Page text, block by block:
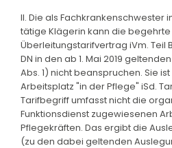
II. Die als Fachkrankenschwester
tätige Klägerin kann die
Überleitungstarifvertrag iVm. Teil
DN in den ab 1. Mai 2019
Abs. 1) nicht beanspruchen. Sie
Arbeitsplatz "in der Pflege" iSd.
Tarifbegriff umfasst nicht die
Funktionsdienst zugewiesenen
Pflegekräften. Das ergibt die
(zu den dabei geltenden